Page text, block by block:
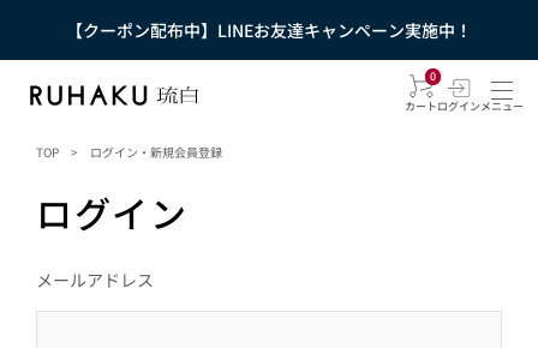
【クーポン配布中】LINEお友達キャンペーン実施中！
0
カートログインメニュー
TOP > ログイン・新規会員登録
ログイン
メールアドレス